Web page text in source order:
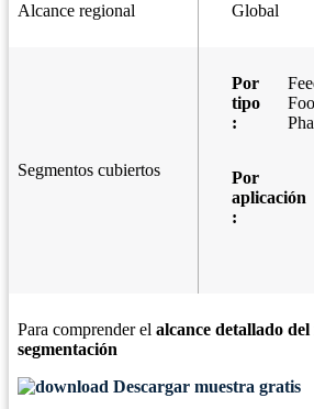
Alcance regional Global
Segmentos cubiertos
Por
tipo
:
Por
aplicación
:
Para comprender el alcance detallado
segmentación
Descargar muestra gratis